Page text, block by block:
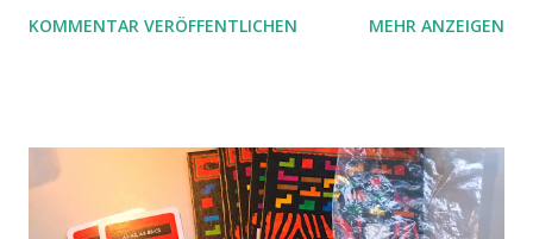
KOMMENTAR VERÖFFENTLICHEN MEHR ANZEIGEN